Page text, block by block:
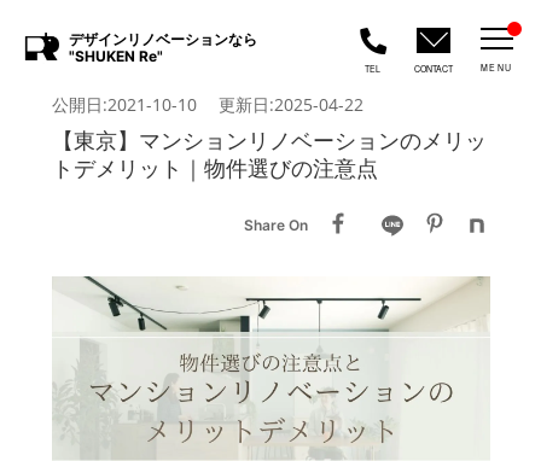
デザインリノベーションなら
"SHUKEN Re"
TEL CONTACT MENU
公開日:2021-10-10 更新日:2025-04-22
【東京】マンションリノベーションのメリッ
トデメリット｜物件選びの注意点
Share On